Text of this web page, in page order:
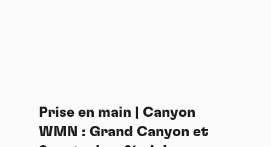
Prise en main | Canyon
WMN : Grand Canyon et